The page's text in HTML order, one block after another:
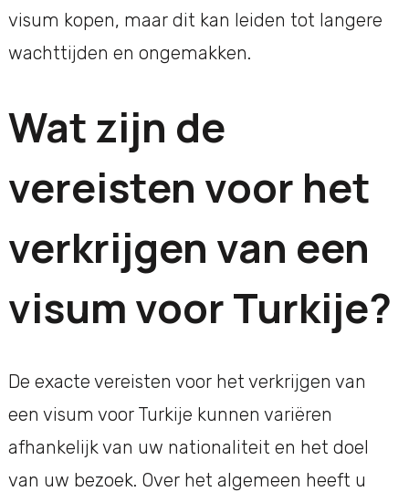
visum kopen, maar dit kan leiden tot langere
wachttijden en ongemakken.
Wat zijn de
vereisten voor het
verkrijgen van een
visum voor Turkije?
De exacte vereisten voor het verkrijgen van
een visum voor Turkije kunnen variëren
afhankelijk van uw nationaliteit en het doel
van uw bezoek. Over het algemeen heeft u